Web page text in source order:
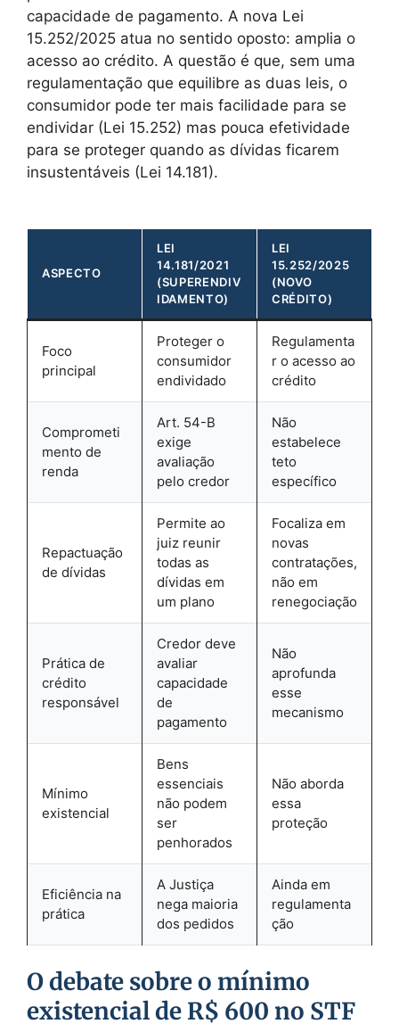
capacidade de pagamento. A nova Lei
15.252/2025 atua no sentido oposto: amplia o
acesso ao crédito. A questão é que, sem uma
regulamentação que equilibre as duas leis, o
consumidor pode ter mais facilidade para se
endividar (Lei 15.252) mas pouca efetividade
para se proteger quando as dívidas ficarem
insustentáveis (Lei 14.181).
ASPECTO
LEI
14.181/2021
(SUPERENDIV
IDAMENTO)
LEI
15.252/2025
(NOVO
CRÉDITO)
Foco
principal
Proteger o
consumidor
endividado
Regulamenta
r o acesso ao
crédito
Comprometi
mento de
renda
Art. 54-B
exige
avaliação
pelo credor
Não
estabelece
teto
específico
Repactuação
de dívidas
Permite ao
juiz reunir
todas as
dívidas em
um plano
Focaliza em
novas
contratações,
não em
renegociação
Prática de
crédito
responsável
Credor deve
avaliar
capacidade
de
pagamento
Não
aprofunda
esse
mecanismo
Mínimo
existencial
Bens
essenciais
não podem
ser
penhorados
Não aborda
essa
proteção
Eficiência na
prática
A Justiça
nega maioria
dos pedidos
Ainda em
regulamenta
ção
O debate sobre o mínimo
existencial de R$ 600 no STF